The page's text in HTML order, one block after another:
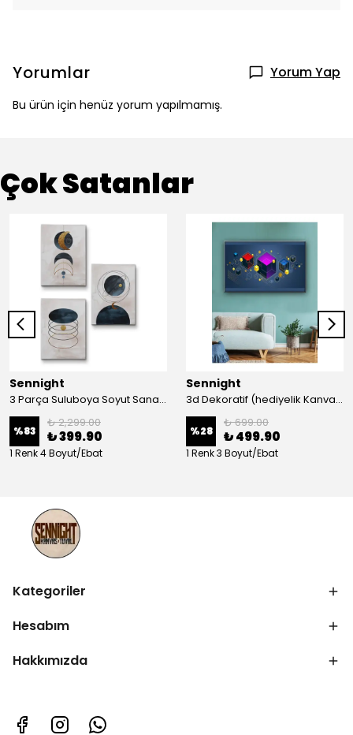
Yorumlar Yorum Yap
Bu ürün için henüz yorum yapılmamış.
Çok Satanlar
Sennight
3 Parça Suluboya Soyut Sanat Koleksiyonu Dekoratif Kanvas Tablo
%83
₺ 2,299.00
₺ 399.90
1 Renk 4 Boyut/Ebat
Sennight
3d Dekoratif (hediyelik Kanvas Tablo)
%28
₺ 699.00
₺ 499.90
1 Renk 3 Boyut/Ebat
Kategoriler
Hesabım
Hakkımızda